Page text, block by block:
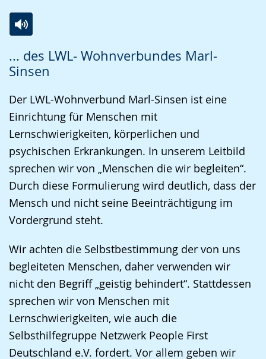
... des LWL- Wohnverbundes Marl-
Sinsen
Leichten
Sprache
wechseln.
Audio-
Unterstützung.
Video
in
Deutscher
Gebärdensprache
wird
angezeigt.
Der LWL-Wohnverbund Marl-Sinsen ist eine
Einrichtung für Menschen mit
Lernschwierigkeiten, körperlichen und
psychischen Erkrankungen. In unserem Leitbild
sprechen wir von „Menschen die wir begleiten“.
Durch diese Formulierung wird deutlich, dass der
Mensch und nicht seine Beeinträchtigung im
Vordergrund steht.
Wir achten die Selbstbestimmung der von uns
begleiteten Menschen, daher verwenden wir
nicht den Begriff „geistig behindert“. Stattdessen
sprechen wir von Menschen mit
Lernschwierigkeiten, wie auch die
Selbsthilfegruppe Netzwerk People First
Deutschland e.V. fordert. Vor allem geben wir